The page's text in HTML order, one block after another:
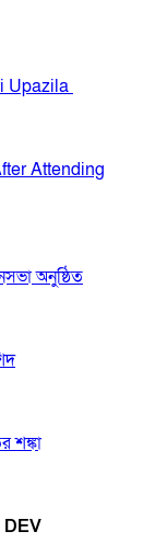
Upazila
Attending
অনুষ্ঠিত
শঙ্কা